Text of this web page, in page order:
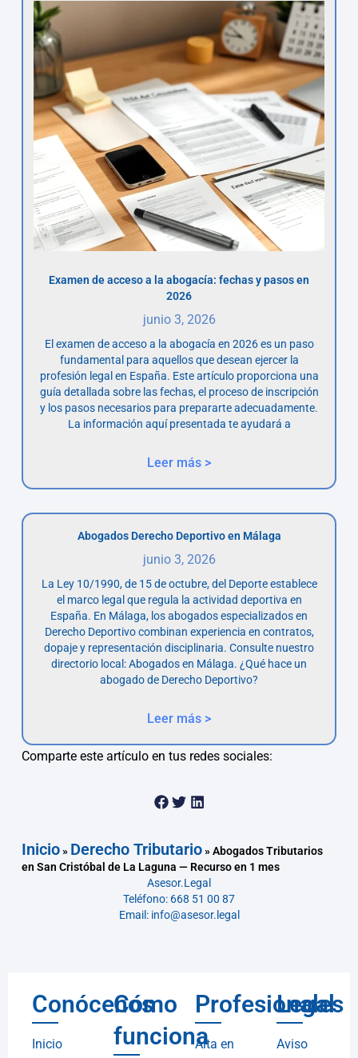
Examen de acceso a la abogacía: fechas y pasos en
2026
junio 3, 2026
El examen de acceso a la abogacía en 2026 es un paso
fundamental para aquellos que desean ejercer la
profesión legal en España. Este artículo proporciona una
guía detallada sobre las fechas, el proceso de inscripción
y los pasos necesarios para prepararte adecuadamente.
La información aquí presentada te ayudará a
Leer más >
Abogados Derecho Deportivo en Málaga
junio 3, 2026
La Ley 10/1990, de 15 de octubre, del Deporte establece
el marco legal que regula la actividad deportiva en
España. En Málaga, los abogados especializados en
Derecho Deportivo combinan experiencia en contratos,
dopaje y representación disciplinaria. Consulte nuestro
directorio local: Abogados en Málaga. ¿Qué hace un
abogado de Derecho Deportivo?
Leer más >
Comparte este artículo en tus redes sociales:
Inicio» Derecho Tributario»Abogados Tributarios
en San Cristóbal de La Laguna — Recurso en 1 mes
Asesor.Legal
Teléfono: 668 51 00 87
Email: info@asesor.legal
Conócenos
Inicio
Cómo
funciona
Profesionales
Alta en
Legal
Aviso